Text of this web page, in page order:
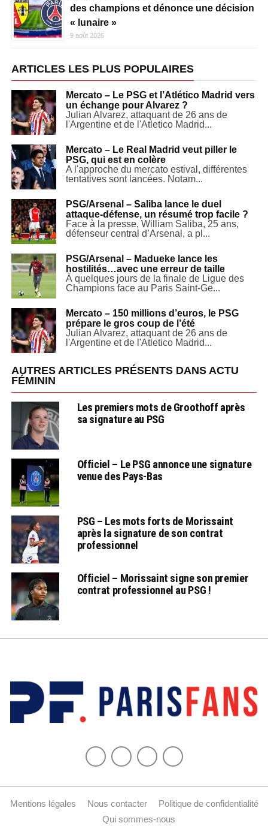
des champions et dénonce une décision
« lunaire »
9 août 2026
ARTICLES LES PLUS POPULAIRES
Mercato – Le PSG et l’Atlético Madrid vers
un échange pour Alvarez ?
Julian Alvarez, attaquant de 26 ans de
l'Argentine et de l'Atletico Madrid...
Mercato – Le Real Madrid veut piller le
PSG, qui est en colère
A l'approche du mercato estival, différentes
tentatives sont lancées. Notam...
PSG/Arsenal – Saliba lance le duel
attaque-défense, un résumé trop facile ?
Face à la presse, William Saliba, 25 ans,
défenseur central d’Arsenal, a pl...
PSG/Arsenal – Madueke lance les
hostilités…avec une erreur de taille
À quelques jours de la finale de Ligue des
Champions face au Paris Saint-Ge...
Mercato – 150 millions d’euros, le PSG
prépare le gros coup de l’été
Julian Alvarez, attaquant de 26 ans de
l'Argentine et de l'Atletico Madrid...
AUTRES ARTICLES PRÉSENTS DANS ACTU
FÉMININ
Les premiers mots de Groothoff après
sa signature au PSG
Officiel – Le PSG annonce une signature
venue des Pays-Bas
PSG – Les mots forts de Morissaint
après la signature de son contrat
professionnel
Officiel – Morissaint signe son premier
contrat professionnel au PSG !
Mentions légales Nous contacter
Politique de confidentialité
Qui sommes-nous